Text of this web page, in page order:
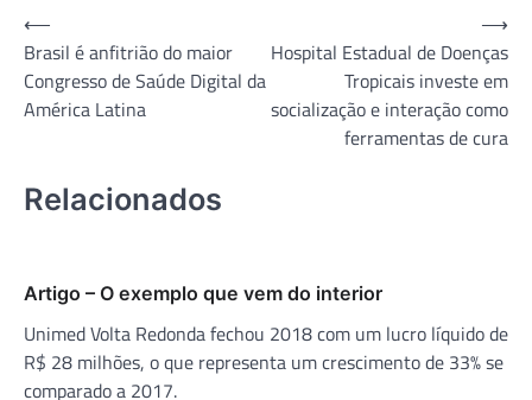
Navegação
de
Post
⟵
Brasil é anfitrião do maior
Congresso de Saúde Digital da
América Latina
Hospital Estadual de Doenças
Tropicais investe em
socialização e interação como
ferramentas de cura
⟶
Relacionados
Artigo – O exemplo que vem do interior
Unimed Volta Redonda fechou 2018 com um lucro líquido de
R$ 28 milhões, o que representa um crescimento de 33% se
comparado a 2017.